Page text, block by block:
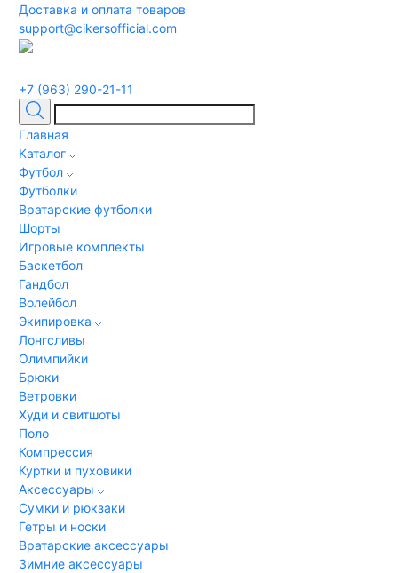
Доставка и оплата товаров
support@cikersofficial.com
+7 (963) 290-21-11
Главная
Каталог
Футбол
Футболки
Вратарские футболки
Шорты
Игровые комплекты
Баскетбол
Гандбол
Волейбол
Экипировка
Лонгсливы
Олимпийки
Брюки
Ветровки
Худи и свитшоты
Поло
Компрессия
Куртки и пуховики
Аксессуары
Сумки и рюкзаки
Гетры и носки
Вратарские аксессуары
Зимние аксессуары